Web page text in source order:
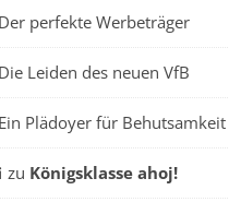
Der perfekte Werbeträger
Die Leiden des neuen VfB
Ein Plädoyer für Behutsamkeit
zu Königsklasse ahoj!